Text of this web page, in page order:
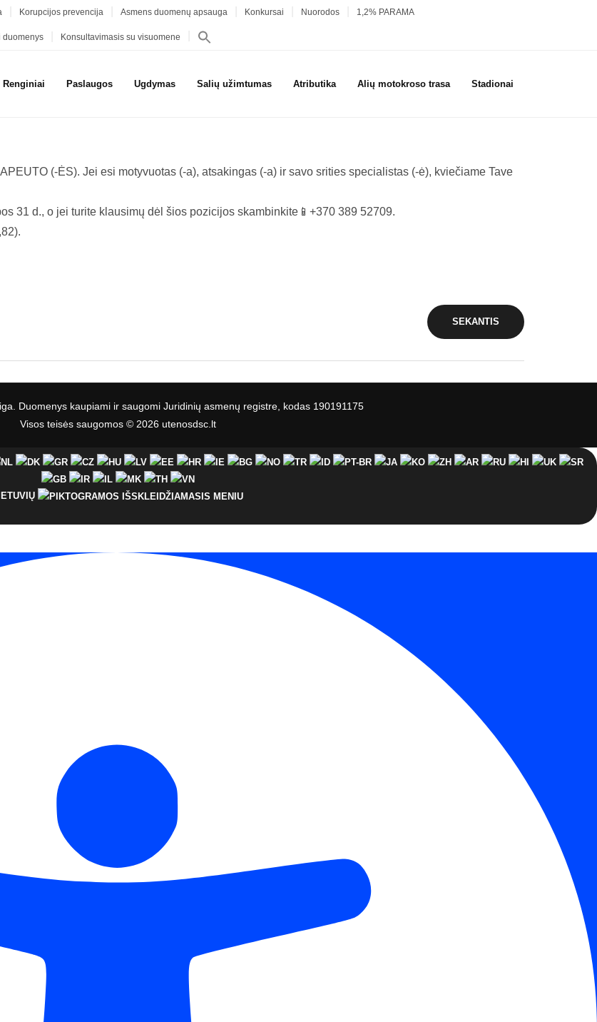
Korupcijos prevencija Asmens duomenų apsauga Konkursai Nuorodos 1,2% PARAMA
duomenys Konsultavimasis su visuomene
Renginiai Paslaugos Ugdymas Salių užimtumas Atributika Alių motokroso trasa Stadionai
(-ĖS). Jei esi motyvuotas (-a), atsakingas (-a) ir savo srities specialistas (-ė), kviečiame Tave
31 d., o jei turite klausimų dėl šios pozicijos skambinkite📱+370 389 52709.
SEKANTIS
Duomenys kaupiami ir saugomi Juridinių asmenų registre, kodas 190191175
Visos teisės saugomos © 2026 utenosdsc.lt